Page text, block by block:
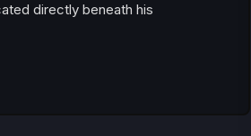
directly beneath his